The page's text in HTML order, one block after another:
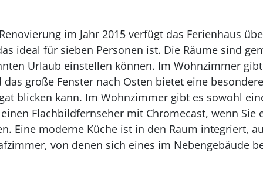
im Jahr 2015 verfügt das Ferienhaus
ideal für sieben Personen ist. Die Räume sind
Urlaub einstellen können. Im Wohnzimmer
große Fenster nach Osten bietet eine
blicken kann. Im Wohnzimmer gibt es sowohl
Flachbildfernseher mit Chromecast, wenn Sie
Eine moderne Küche ist in den Raum integriert,
von denen sich eines im Nebengebäude